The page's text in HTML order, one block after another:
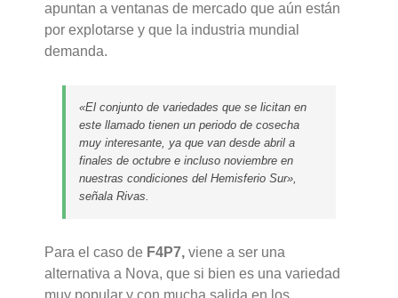
apuntan a ventanas de mercado que aún están
por explotarse y que la industria mundial
demanda.
«El conjunto de variedades que se licitan en
este llamado tienen un periodo de cosecha
muy interesante, ya que van desde abril a
finales de octubre e incluso noviembre en
nuestras condiciones del Hemisferio Sur»,
señala Rivas.
Para el caso de F4P7,viene a ser una
alternativa a Nova, que si bien es una variedad